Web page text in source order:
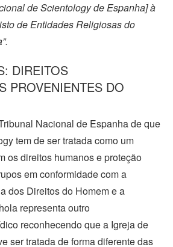
de Scientology de Espanha] à
de Entidades Religiosas do
DIREITOS
PROVENIENTES DO
Nacional de Espanha de que
tem de ser tratada como um
os direitos humanos e proteção
em conformidade com a
dos Direitos do Homem e a
representa outro
reconhecendo que a Igreja de
ser tratada de forma diferente das